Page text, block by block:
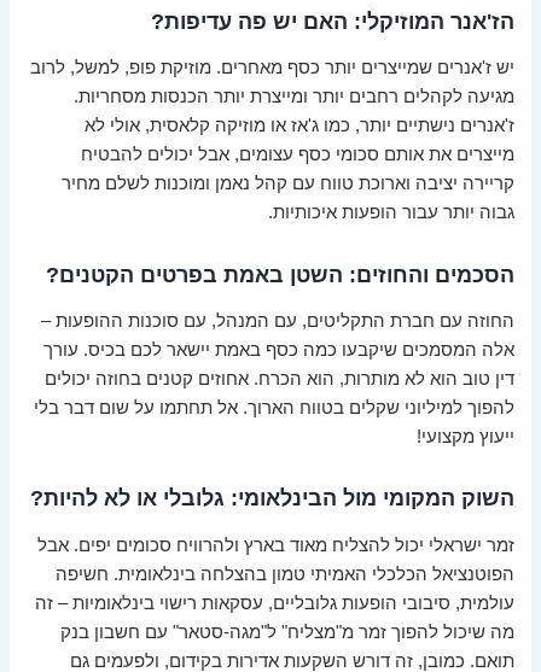
הז'אנר המוזיקלי: האם יש פה עדיפות?
יש ז'אנרים שמייצרים יותר כסף מאחרים. מוזיקת פופ, למשל, לרוב
מגיעה לקהלים רחבים יותר ומייצרת יותר הכנסות מסחריות.
ז'אנרים נישתיים יותר, כמו ג'אז או מוזיקה קלאסית, אולי לא
מייצרים את אותם סכומי כסף עצומים, אבל יכולים להבטיח
קריירה יציבה וארוכת טווח עם קהל נאמן ומוכנות לשלם מחיר
גבוה יותר עבור הופעות איכותיות.
הסכמים והחוזים: השטן באמת בפרטים הקטנים?
החוזה עם חברת התקליטים, עם המנהל, עם סוכנות ההופעות –
אלה המסמכים שיקבעו כמה כסף באמת יישאר לכם בכיס. עורך
דין טוב הוא לא מותרות, הוא הכרח. אחוזים קטנים בחוזה יכולים
להפוך למיליוני שקלים בטווח הארוך. אל תחתמו על שום דבר בלי
ייעוץ מקצועי!
השוק המקומי מול הבינלאומי: גלובלי או לא להיות?
זמר ישראלי יכול להצליח מאוד בארץ ולהרוויח סכומים יפים. אבל
הפוטנציאל הכלכלי האמיתי טמון בהצלחה בינלאומית. חשיפה
עולמית, סיבובי הופעות גלובליים, עסקאות רישוי בינלאומיות – זה
מה שיכול להפוך זמר מ"מצליח" ל"מגה-סטאר" עם חשבון בנק
תואם. כמובן, זה דורש השקעות אדירות בקידום, ולפעמים גם